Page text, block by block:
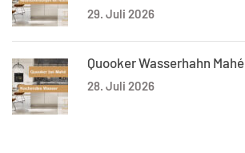
29. Juli 2026
Quooker Wasserhahn Mahé
28. Juli 2026